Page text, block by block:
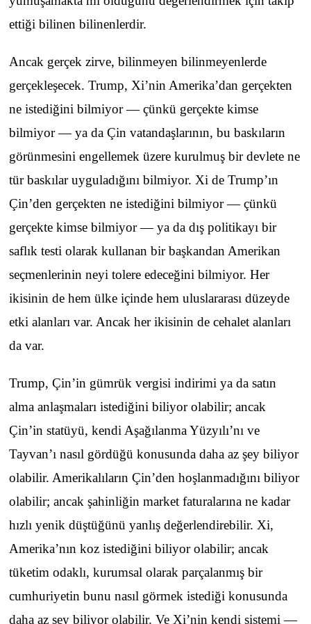
ettiği bilinen bilinenlerdir.
Ancak gerçek zirve, bilinmeyen bilinmeyenlerde
gerçekleşecek. Trump, Xi’nin Amerika’dan gerçekten
ne istediğini bilmiyor — çünkü gerçekte kimse
bilmiyor — ya da Çin vatandaşlarının, bu baskıların
görünmesini engellemek üzere kurulmuş bir devlete ne
tür baskılar uyguladığını bilmiyor. Xi de Trump’ın
Çin’den gerçekten ne istediğini bilmiyor — çünkü
gerçekte kimse bilmiyor — ya da dış politikayı bir
saflık testi olarak kullanan bir başkandan Amerikan
seçmenlerinin neyi tolere edeceğini bilmiyor. Her
ikisinin de hem ülke içinde hem uluslararası düzeyde
etki alanları var. Ancak her ikisinin de cehalet alanları
da var.
Trump, Çin’in gümrük vergisi indirimi ya da satın
alma anlaşmaları istediğini biliyor olabilir; ancak
Çin’in statüyü, kendi Aşağılanma Yüzyılı’nı ve
Tayvan’ı nasıl gördüğü konusunda daha az şey biliyor
olabilir. Amerikalıların Çin’den hoşlanmadığını biliyor
olabilir; ancak şahinliğin market faturalarına ne kadar
hızlı yenik düştüğünü yanlış değerlendirebilir. Xi,
Amerika’nın koz istediğini biliyor olabilir; ancak
tüketim odaklı, kurumsal olarak parçalanmış bir
cumhuriyetin bunu nasıl görmek istediği konusunda
daha az şey biliyor olabilir. Ve Xi’nin kendi sistemi —